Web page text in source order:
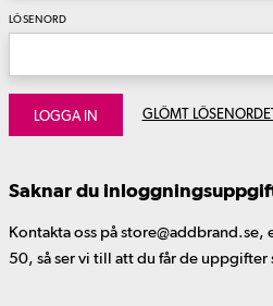
LÖSENORD
LOGGA IN GLÖMT
Saknar du
Kontakta oss på
50, så ser vi till att du får de uppgifter